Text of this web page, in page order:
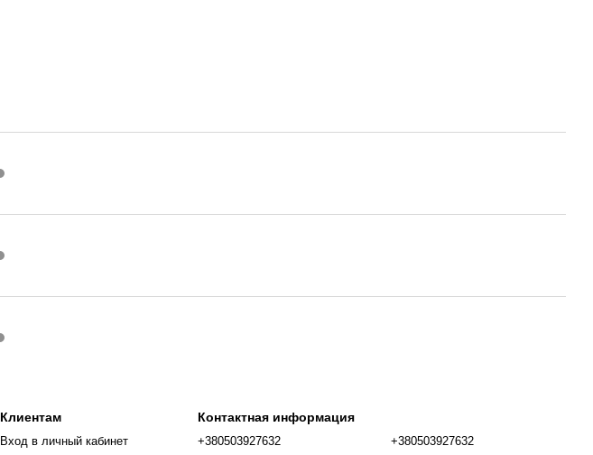
Клиентам
Вход в личный кабинет
Контактная информация
+380503927632 +380503927632